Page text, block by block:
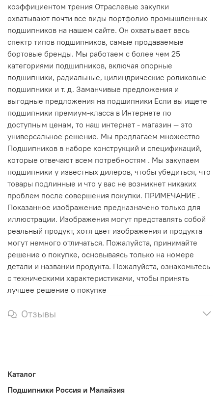
коэффициентом трения Отраслевые закупки
охватывают почти все виды портфолио промышленных
подшипников на нашем сайте. Он охватывает весь
спектр типов подшипников, самые продаваемые
бортовые бренды. Мы работаем с более чем 25
категориями подшипников, включая опорные
подшипники, радиальные, цилиндрические роликовые
подшипники и т. д. Заманчивые предложения и
выгодные предложения на подшипники Если вы ищете
подшипники премиум-класса в Интернете по
доступным ценам, то наш интернет - магазин — это
универсальное решение. Мы предлагаем множество
Подшипников в наборе конструкций и спецификаций,
которые отвечают всем потребностям . Мы закупаем
подшипники у известных дилеров, чтобы убедиться, что
товары подлинные и что у вас не возникнет никаких
проблем после совершения покупки. ПРИМЕЧАНИЕ .
Показанное изображение предназначено только для
иллюстрации. Изображения могут представлять собой
реальный продукт, хотя цвет изображения и продукта
могут немного отличаться. Пожалуйста, принимайте
решение о покупке, основываясь только на номере
детали и названии продукта. Пожалуйста, ознакомьтесь
с техническими характеристиками, чтобы принять
лучшее решение о покупке
Отзывы
Каталог
Подшипники Россия и Малайзия